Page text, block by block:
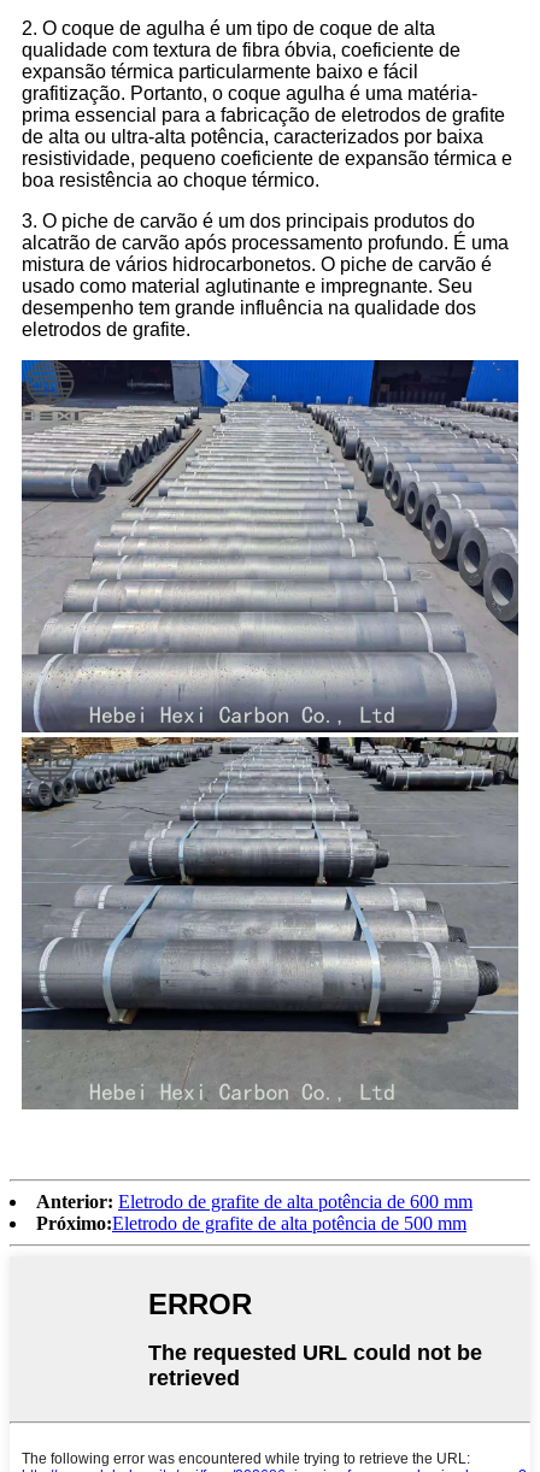
2. O coque de agulha é um tipo de coque de alta
qualidade com textura de fibra óbvia, coeficiente de
expansão térmica particularmente baixo e fácil
grafitização. Portanto, o coque agulha é uma matéria-
prima essencial para a fabricação de eletrodos de grafite
de alta ou ultra-alta potência, caracterizados por baixa
resistividade, pequeno coeficiente de expansão térmica e
boa resistência ao choque térmico.
3. O piche de carvão é um dos principais produtos do
alcatrão de carvão após processamento profundo. É uma
mistura de vários hidrocarbonetos. O piche de carvão é
usado como material aglutinante e impregnante. Seu
desempenho tem grande influência na qualidade dos
eletrodos de grafite.
Anterior: Eletrodo de grafite de alta potência de 600 mm
Próximo:Eletrodo de grafite de alta potência de 500 mm